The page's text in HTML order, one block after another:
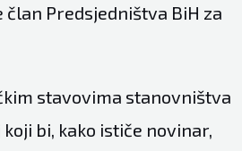
član Predsjedništva BiH za
stavovima stanovništva
bi, kako ističe novinar,